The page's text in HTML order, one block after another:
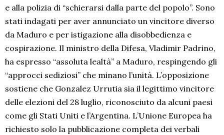
e alla polizia di “schierarsi dalla parte del popolo”. Sono
stati indagati per aver annunciato un vincitore diverso
da Maduro e per istigazione alla disobbedienza e
cospirazione. Il ministro della Difesa, Vladimir Padrino,
ha espresso “assoluta lealtà” a Maduro, respingendo gli
“approcci sediziosi” che minano l’unità. L’opposizione
sostiene che Gonzalez Urrutia sia il legittimo vincitore
delle elezioni del 28 luglio, riconosciuto da alcuni paesi
come gli Stati Uniti e l’Argentina. L’Unione Europea ha
richiesto solo la pubblicazione completa dei verbali